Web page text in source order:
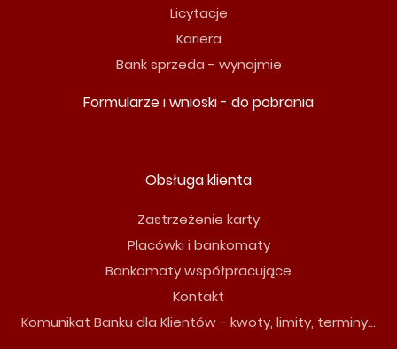
Licytacje
Kariera
Bank sprzeda - wynajmie
Formularze i wnioski - do pobrania
Obsługa klienta
Zastrzeżenie karty
Placówki i bankomaty
Bankomaty współpracujące
Kontakt
Komunikat Banku dla Klientów - kwoty, limity, terminy...